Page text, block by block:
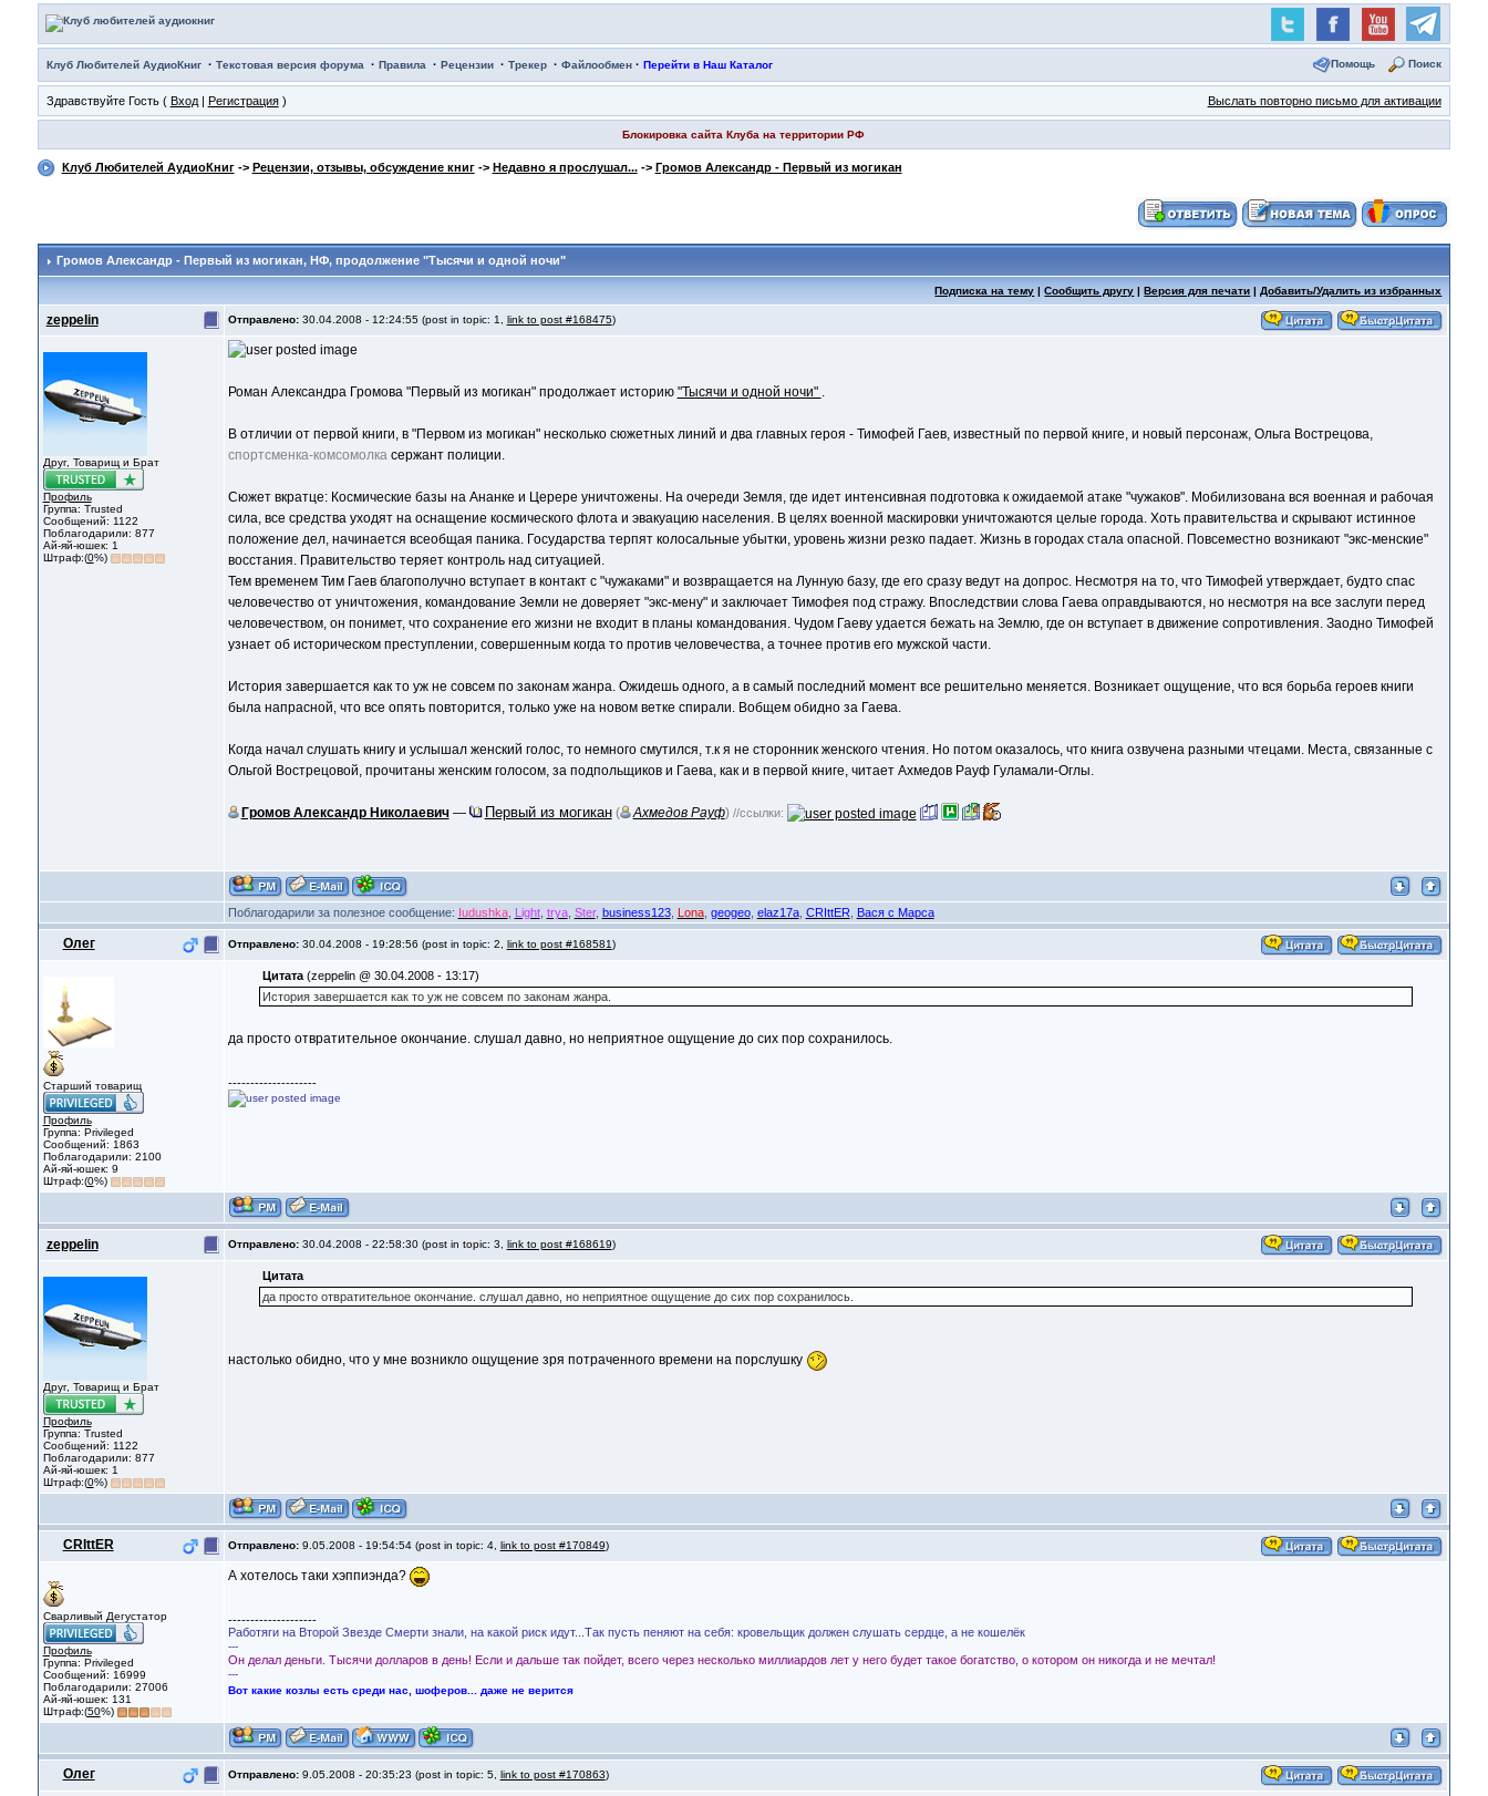
Клуб Любителей АудиоКниг· Текстовая версия форума · Правила · Рецензии· Трекер· Файлообмен· Перейти в Наш Каталог Помощь Поиск
Здравствуйте Гость ( Вход| Регистрация) Выслать повторно письмо для активации
Блокировка сайта Клуба на территории РФ
Клуб Любителей АудиоКниг-> Рецензии, отзывы, обсуждение книг-> Недавно я прослушал...-> Громов Александр - Первый из могикан
Громов Александр - Первый из могикан, НФ, продолжение "Тысячи и одной ночи"
Подписка на тему |Сообщить другу |Версия для печати |Добавить/Удалить из избранных
zeppelin Отправлено: 30.04.2008 - 12:24:55 (post in topic: 1, link to post #168475)
Друг, Товарищ и Брат
Профиль
Группа: Trusted
Сообщений: 1122
Поблагодарили: 877
Ай-яй-юшек: 1
Штраф:(0%)
Роман Александра Громова "Первый из могикан" продолжает историю "Тысячи и одной ночи" .
В отличии от первой книги, в "Первом из могикан" несколько сюжетных линий и два главных героя - Тимофей Гаев, известный по первой книге, и новый персонаж, Ольга Вострецова,
спортсменка-комсомолкасержант полиции.
Сюжет вкратце: Космические базы на Ананке и Церере уничтожены. На очереди Земля, где идет интенсивная подготовка к ожидаемой атаке "чужаков". Мобилизована вся военная и рабочая
сила, все средства уходят на оснащение космического флота и эвакуацию населения. В целях военной маскировки уничтожаются целые города. Хоть правительства и скрывают истинное
положение дел, начинается всеобщая паника. Государства терпят колосальные убытки, уровень жизни резко падает. Жизнь в городах стала опасной. Повсеместно возникают "экс-менские"
восстания. Правительство теряет контроль над ситуацией.
Тем временем Тим Гаев благополучно вступает в контакт с "чужаками" и возвращается на Лунную базу, где его сразу ведут на допрос. Несмотря на то, что Тимофей утверждает, будто спас
человечество от уничтожения, командование Земли не доверяет "экс-мену" и заключает Тимофея под стражу. Впоследствии слова Гаева оправдываются, но несмотря на все заслуги перед
человечеством, он понимет, что сохранение его жизни не входит в планы командования. Чудом Гаеву удается бежать на Землю, где он вступает в движение сопротивления. Заодно Тимофей
узнает об историческом преступлении, совершенным когда то против человечества, а точнее против его мужской части.
История завершается как то уж не совсем по законам жанра. Ожидешь одного, а в самый последний момент все решительно меняется. Возникает ощущение, что вся борьба героев книги
была напрасной, что все опять повторится, только уже на новом ветке спирали. Вобщем обидно за Гаева.
Когда начал слушать книгу и услышал женский голос, то немного смутился, т.к я не сторонник женского чтения. Но потом оказалось, что книга озвучена разными чтецами. Места, связанные с
Ольгой Вострецовой, прочитаны женским голосом, за подпольщиков и Гаева, как и в первой книге, читает Ахмедов Рауф Гуламали-Оглы.
Громов Александр Николаевич— Первый из могикан ( Ахмедов Рауф) //ссылки:
Поблагодарили за полезное сообщение: Iudushka, Light, trya, Ster, business123, Lona, geogeo, elaz17a, CRIttER Вася с Марса
Олег Отправлено: 30.04.2008 - 19:28:56 (post in topic: 2, link to post #168581)
Старший товарищ
Профиль
Группа: Privileged
Сообщений: 1863
Поблагодарили: 2100
Ай-яй-юшек: 9
Штраф:(0%)
Цитата (zeppelin @ 30.04.2008 - 13:17)
История завершается как то уж не совсем по законам жанра.
да просто отвратительное окончание. слушал давно, но неприятное ощущение до сих пор сохранилось.
--------------------
zeppelin Отправлено: 30.04.2008 - 22:58:30 (post in topic: 3, link to post #168619)
Друг, Товарищ и Брат
Профиль
Группа: Trusted
Сообщений: 1122
Поблагодарили: 877
Ай-яй-юшек: 1
Штраф:(0%)
Цитата
да просто отвратительное окончание. слушал давно, но неприятное ощущение до сих пор сохранилось.
настолько обидно, что у мне возникло ощущение зря потраченного времени на порслушку
CRIttER Отправлено: 9.05.2008 - 19:54:54 (post in topic: 4, link to post #170849)
Сварливый Дегустатор
Профиль
Группа: Privileged
Сообщений: 16999
Поблагодарили: 27006
Ай-яй-юшек: 131
Штраф:(50%)
А хотелось таки хэппиэнда?
--------------------
Работяги на Второй Звезде Смерти знали, на какой риск идут...Так пусть пеняют на себя: кровельщик должен слушать сердце, а не кошелёк
---
Он делал деньги. Тысячи долларов в день! Если и дальше так пойдет, всего через несколько миллиардов лет у него будет такое богатство, о котором он никогда и не мечтал!
---
Вот какие козлы есть среди нас, шоферов... даже не верится
Олег Отправлено: 9.05.2008 - 20:35:23 (post in topic: 5, link to post #170863)